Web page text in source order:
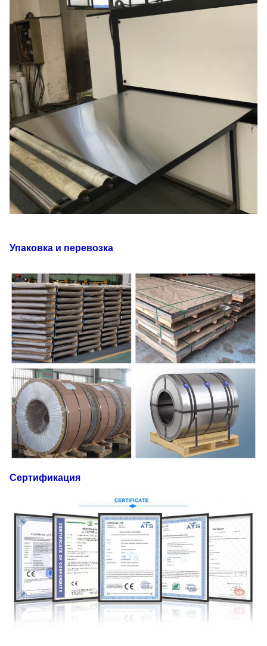
Упаковка и перевозка
Сертификация